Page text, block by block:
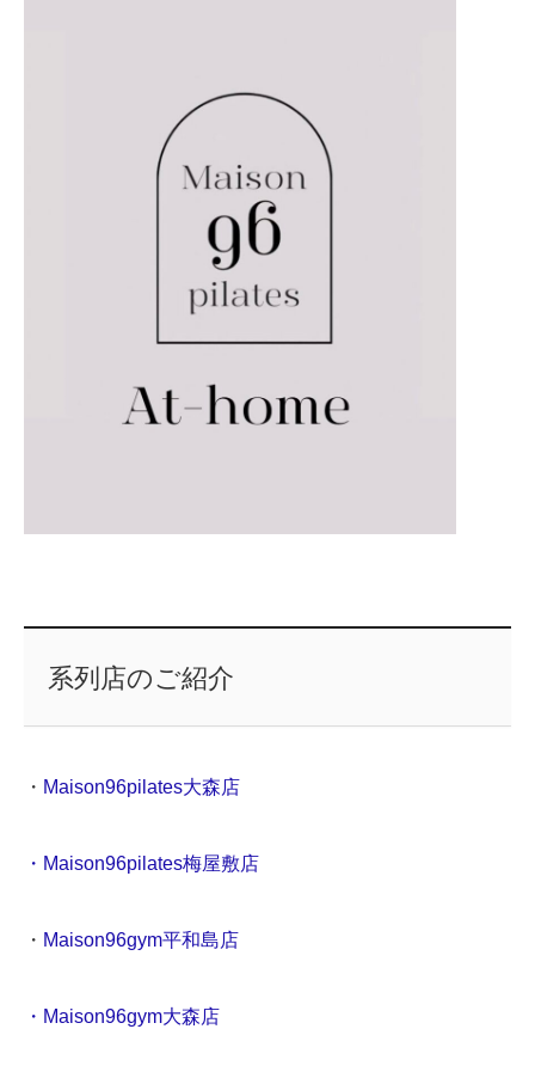
系列店のご紹介
・ Maison96pilates大森店
・Maison96pilates梅屋敷店
・ Maison96gym平和島店
・Maison96gym大森店